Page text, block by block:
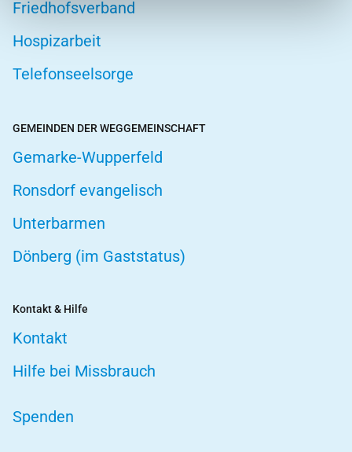
Friedhofsverband
Hospizarbeit
Telefonseelsorge
GEMEINDEN DER WEGGEMEINSCHAFT
Gemarke-Wupperfeld
Ronsdorf evangelisch
Unterbarmen
Dönberg (im Gaststatus)
Kontakt & Hilfe
Kontakt
Hilfe bei Missbrauch
Spenden